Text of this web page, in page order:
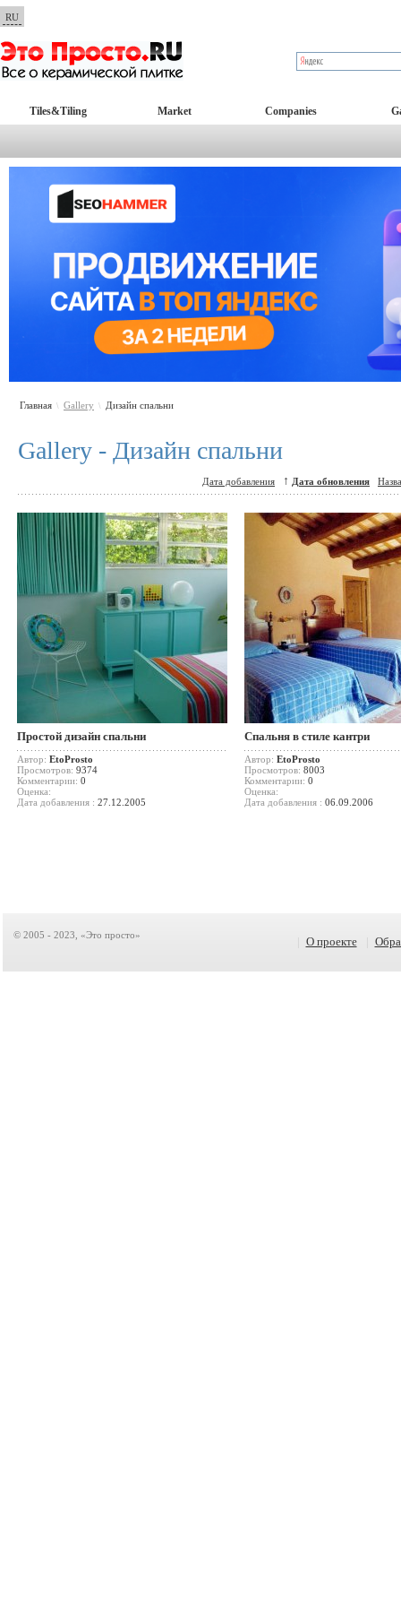
RU
Tiles&Tiling Market Companies
Главная \ Gallery \ Дизайн спальни
Gallery - Дизайн спальни
Дата добавления ↑ Дата обновления
Простой дизайн спальни
Автор: EtoProsto
Просмотров: 9374
Комментарии: 0
Оценка:
Дата добавления : 27.12.2005
Спальня в стиле кантри
Автор: EtoProsto
Просмотров: 8003
Комментарии: 0
Оценка:
Дата добавления : 06.09.2006
© 2005 - 2023, «Это просто» О проекте